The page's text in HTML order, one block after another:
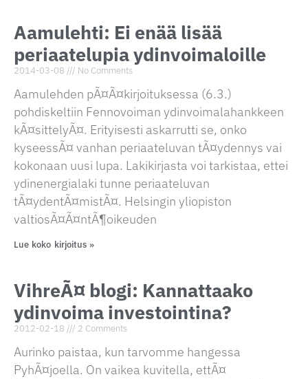
Aamulehti: Ei enää lisää
periaatelupia ydinvoimaloille
2014-03-08 No Comments
Aamulehden pÃ¤Ã¤kirjoituksessa (6.3.)
pohdiskeltiin Fennovoiman ydinvoimalahankkeen
kÃ¤sittelyÃ¤. Erityisesti askarrutti se, onko
kyseessÃ¤ vanhan periaateluvan tÃ¤ydennys vai
kokonaan uusi lupa. Lakikirjasta voi tarkistaa, ettei
ydinenergialaki tunne periaateluvan
tÃ¤ydentÃ¤mistÃ¤. Helsingin yliopiston
valtiosÃ¤Ã¤ntÃ¶oikeuden
Lue koko kirjoitus »
VihreÃ¤ blogi: Kannattaako
ydinvoima investointina?
2012-02-18 2 Comments
Aurinko paistaa, kun tarvomme hangessa
PyhÃ¤joella. On vaikea kuvitella, ettÃ¤